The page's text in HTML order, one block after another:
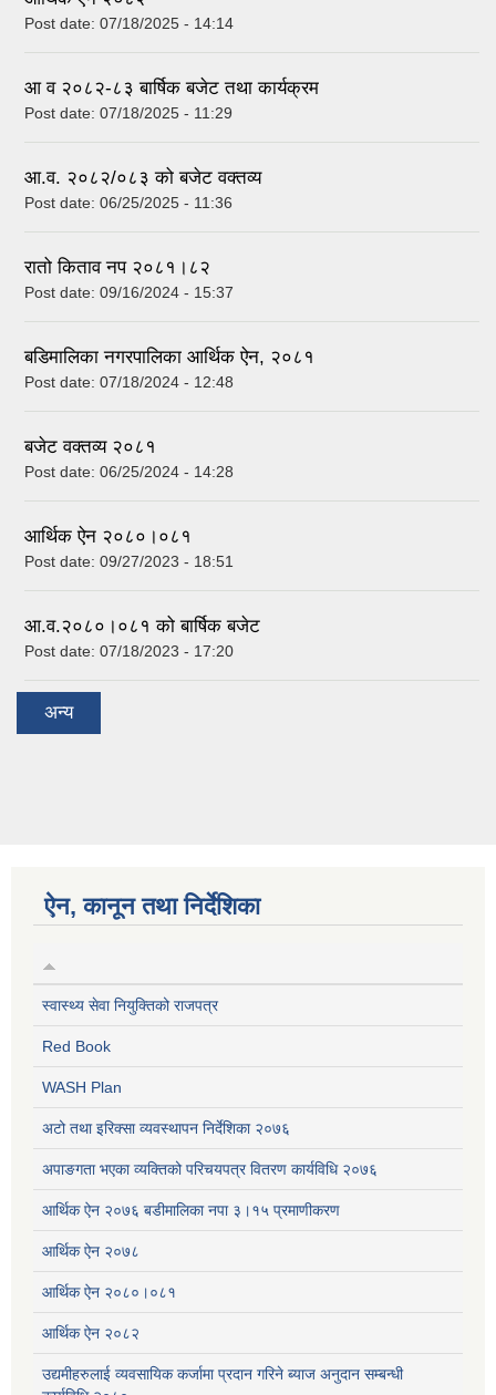
Post date: 07/18/2025 - 14:14
आ व २०८२-८३ बार्षिक बजेट तथा कार्यक्रम
Post date: 07/18/2025 - 11:29
आ.व. २०८२/०८३ को बजेट वक्तव्य
Post date: 06/25/2025 - 11:36
रातो किताव नप २०८१।८२
Post date: 09/16/2024 - 15:37
बडिमालिका नगरपालिका आर्थिक ऐन, २०८१
Post date: 07/18/2024 - 12:48
बजेट वक्तव्य २०८१
Post date: 06/25/2024 - 14:28
आर्थिक ऐन २०८०।०८१
Post date: 09/27/2023 - 18:51
आ.व.२०८०।०८१ को बार्षिक बजेट
Post date: 07/18/2023 - 17:20
अन्य
ऐन, कानून तथा निर्देशिका
स्वास्थ्य सेवा नियुक्तिको राजपत्र
Red Book
WASH Plan
अटो तथा इरिक्सा व्यवस्थापन निर्देशिका २०७६
अपाङगता भएका व्यक्तिको परिचयपत्र वितरण कार्यविधि २०७६
आर्थिक ऐन २०७६ बडीमालिका नपा ३।१५ प्रमाणीकरण
आर्थिक ऐन २०७८
आर्थिक ऐन २०८०।०८१
आर्थिक ऐन २०८२
उद्यमीहरुलाई व्यवसायिक कर्जामा प्रदान गरिने ब्याज अनुदान सम्बन्धी